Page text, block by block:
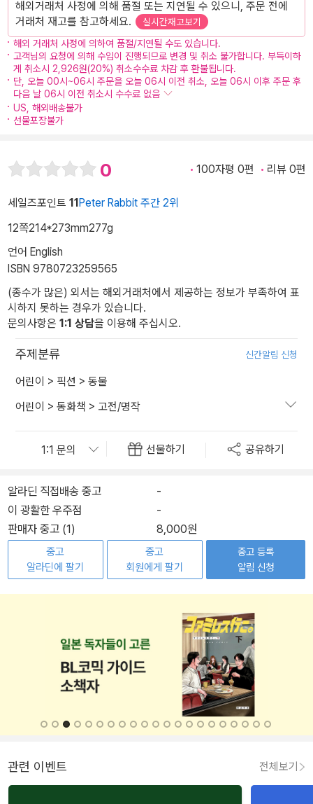
해외거래처 사정에 의해 품절 또는 지연될 수 있으니, 주문 전에
거래처 재고를 참고하세요.
실시간재고보기
해외 거래처 사정에 의하여 품절/지연될 수도 있습니다.
고객님의 요청에 의해 수입이 진행되므로 변경 및 취소 불가합니다. 부득이하
게 취소시 2,926원(20%) 취소수수료 차감 후 환불됩니다.
단, 오늘 00시~06시 주문을 오늘 06시 이전 취소, 오늘 06시 이후 주문 후
다음 날 06시 이전 취소시 수수료 없음
US, 해외배송불가
선물포장불가
0 100자평 0편 리뷰 0편
세일즈포인트 11 Peter Rabbit 주간 2위
12쪽214*273mm277g
언어 English
ISBN 9780723259565
(종수가 많은) 외서는 해외거래처에서 제공하는 정보가 부족하여 표
시하지 못하는 경우가 있습니다.
문의사항은 1:1 상담을 이용해 주십시오.
주제분류 신간알림 신청
어린이 > 픽션 > 동물
어린이 > 동화책 > 고전/명작
선물하기 공유하기
알라딘 직접배송 중고
-
이 광활한 우주점
-
판매자 중고 (1)
8,000원
중고
알라딘에 팔기
중고
회원에게 팔기
중고 등록
알림 신청
관련 이벤트 전체보기